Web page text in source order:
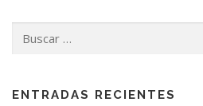
ENTRADAS RECIENTES